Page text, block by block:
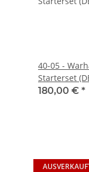
40-05 -
Starterset
180,00 € *